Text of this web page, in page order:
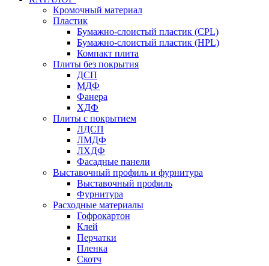
Кромочный материал
Пластик
Бумажно-слоистый пластик (CPL)
Бумажно-слоистый пластик (HPL)
Компакт плита
Плиты без покрытия
ДСП
МДФ
Фанера
ХДФ
Плиты с покрытием
ЛДСП
ЛМДФ
ЛХДФ
Фасадные панели
Выставочный профиль и фурнитура
Выставочный профиль
Фурнитура
Расходные материалы
Гофрокартон
Клей
Перчатки
Пленка
Скотч